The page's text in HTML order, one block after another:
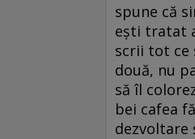
spune că
eşti tratat
scrii tot ce
două, nu
să îl
bei cafea
dezvoltare